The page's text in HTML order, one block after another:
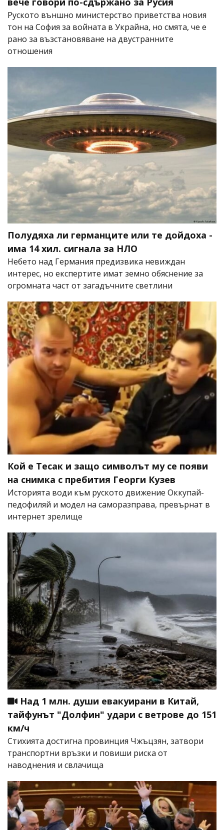
Руското външно министерство приветства новия
тон на София за войната в Украйна, но смята, че е
рано за възстановяване на двустранните
отношения
Полудяха ли германците или те дойдоха -
има 14 хил. сигнала за НЛО
Небето над Германия предизвика невиждан
интерес, но експертите имат земно обяснение за
огромната част от загадъчните светлини
Кой е Тесак и защо символът му се появи
на снимка с пребития Георги Кузев
Историята води към руското движение Оккупай-
педофиляй и модел на саморазправа, превърнат в
интернет зрелище
Над 1 млн. души евакуирани в Китай,
тайфунът "Долфин" удари с ветрове до 151
км/ч
Стихията достигна провинция Чжъцзян, затвори
транспортни връзки и повиши риска от
наводнения и свлачища